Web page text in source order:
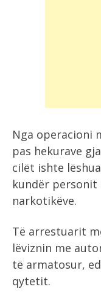
Nga operacioni
pas hekurave
cilët ishte
kundër
narkotikëve.
Të arrestuarit
lëviznin me
të armatosur,
qytetit.